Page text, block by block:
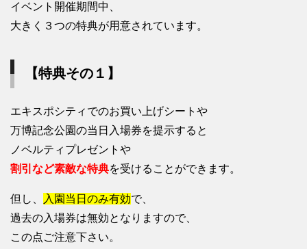
イベント開催期間中、
大きく３つの特典が用意されています。
【特典その１】
エキスポシティでのお買い上げシートや
万博記念公園の当日入場券を提示すると
ノベルティプレゼントや
割引など素敵な特典を受けることができます。
但し、 入園当日のみ有効で、
過去の入場券は無効となりますので、
この点ご注意下さい。